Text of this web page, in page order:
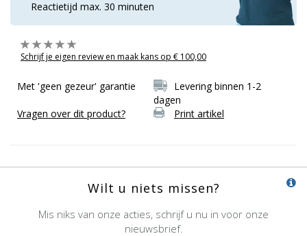
Reactietijd max. 30 minuten
Schrijf je eigen review en maak kans op € 100,00
Met 'geen gezeur' garantie
Levering binnen 1-2
dagen
Vragen over dit product?
Print artikel
Wilt u niets missen?
Mis niks van onze acties, schrijf u nu in voor onze
nieuwsbrief.